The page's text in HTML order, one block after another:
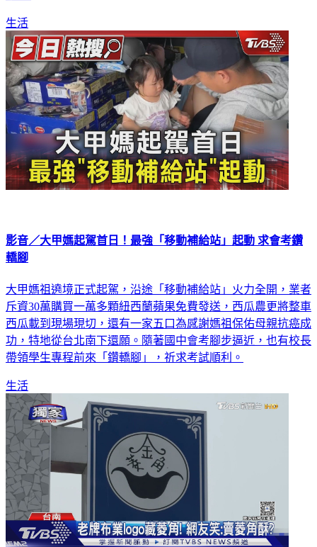
生活
影音／大甲媽起駕首日！最強「移動補給站」起動 求會考鑽
轎腳
大甲媽祖遶境正式起駕，沿途「移動補給站」火力全開，業者
斥資30萬購買一萬多顆紐西蘭蘋果免費發送，西瓜農更將整車
西瓜載到現場現切，還有一家五口為感謝媽祖保佑母親抗癌成
功，特地從台北南下還願。隨著國中會考腳步逼近，也有校長
帶領學生專程前來「鑽轎腳」，祈求考試順利。
生活